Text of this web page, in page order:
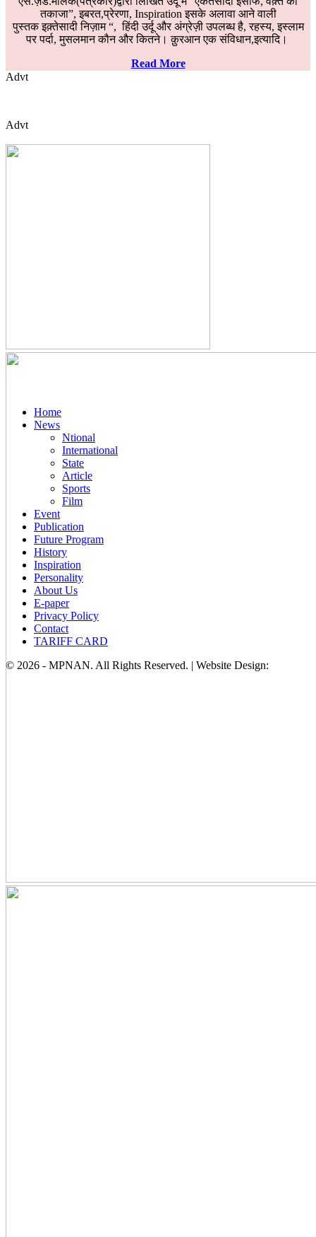
तकाजा”, इबरत,प्रेरणा, Inspiration इसके अलावा आने वाली
पुस्तक इक़्तेसादी निज़ाम “, हिंदी उर्दू और अंग्रेज़ी उपलब्ध है, रहस्य, इस्लाम
पर पर्दा, मुसलमान कौन और कितने। क़ुरआन एक संविधान,इत्यादि।
Read More
Advt
Advt
Home
News
Ntional
International
State
Article
Sports
Film
Event
Publication
Future Program
History
Inspiration
Personality
About Us
E-paper
Privacy Policy
Contact
TARIFF CARD
© 2026 - MPNAN. All Rights Reserved. | Website Design: